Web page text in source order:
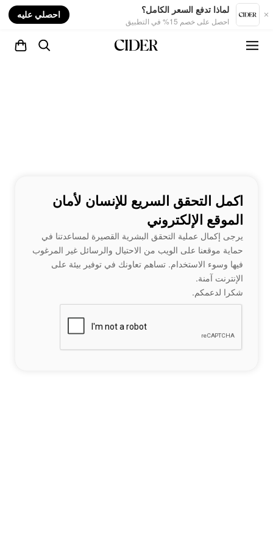
لماذا تدفع السعر الكامل؟
احصل على خصم 15% في التطبيق
احصلي عليه
اكمل التحقق السريع للإنسان لأمان
الموقع الإلكتروني
يرجى إكمال عملية التحقق البشرية القصيرة لمساعدتنا في
حماية موقعنا على الويب من الاحتيال والرسائل غير المرغوب
فيها وسوء الاستخدام. تساهم تعاونك في توفير بيئة على
الإنترنت آمنة.
شكرا لدعمكم.